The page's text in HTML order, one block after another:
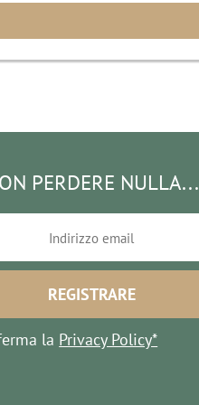
PERDERE NULLA...
la Privacy Policy*